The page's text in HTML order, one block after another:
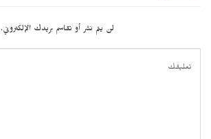
لن يتم نشر أو تقاسم بريدك الإلكتروني.